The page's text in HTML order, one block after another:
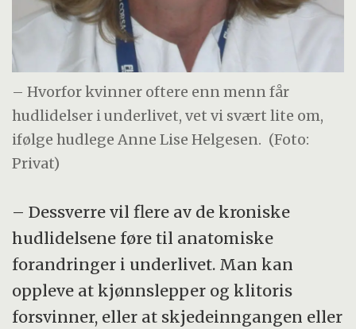
– Hvorfor kvinner oftere enn menn får
hudlidelser i underlivet, vet vi svært lite om,
ifølge hudlege Anne Lise Helgesen. (Foto:
Privat)
– Dessverre vil flere av de kroniske
hudlidelsene føre til anatomiske
forandringer i underlivet. Man kan
oppleve at kjønnslepper og klitoris
forsvinner, eller at skjedeinngangen eller